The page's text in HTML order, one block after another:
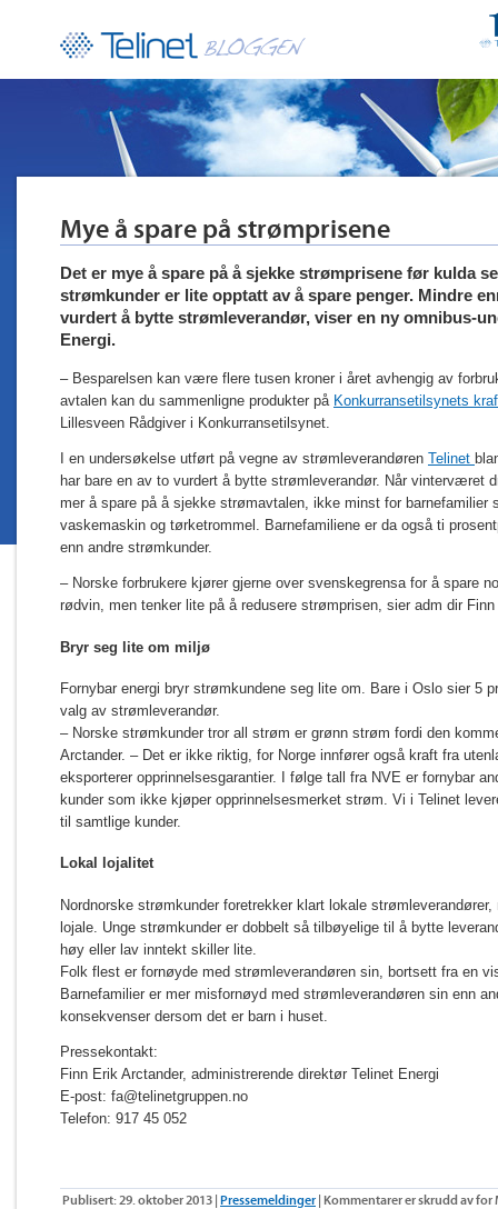
Mye å spare på strømprisene
Det er mye å spare på å sjekke strømprisene før kulda
strømkunder er lite opptatt av å spare penger. Mindre
vurdert å bytte strømleverandør, viser en ny omnibus-
Energi.
– Besparelsen kan være flere tusen kroner i året avhengig av
avtalen kan du sammenligne produkter på Konkurransetilsynets
Lillesveen Rådgiver i Konkurransetilsynet.
I en undersøkelse utført på vegne av strømleverandøren Telinet
har bare en av to vurdert å bytte strømleverandør. Når vinterværet
mer å spare på å sjekke strømavtalen, ikke minst for barnefamilier
vaskemaskin og tørketrommel. Barnefamiliene er da også ti
enn andre strømkunder.
– Norske forbrukere kjører gjerne over svenskegrensa for å spare
rødvin, men tenker lite på å redusere strømprisen, sier adm dir
Bryr seg lite om miljø
Fornybar energi bryr strømkundene seg lite om. Bare i Oslo sier 5
valg av strømleverandør.
– Norske strømkunder tror all strøm er grønn strøm fordi den
Arctander. – Det er ikke riktig, for Norge innfører også kraft fra
eksporterer opprinnelsesgarantier. I følge tall fra NVE er fornybar
kunder som ikke kjøper opprinnelsesmerket strøm. Vi i Telinet
til samtlige kunder.
Lokal lojalitet
Nordnorske strømkunder foretrekker klart lokale
lojale. Unge strømkunder er dobbelt så tilbøyelige til å bytte
høy eller lav inntekt skiller lite.
Folk flest er fornøyde med strømleverandøren sin, bortsett fra en
Barnefamilier er mer misfornøyd med strømleverandøren sin enn
konsekvenser dersom det er barn i huset.
Pressekontakt:
Finn Erik Arctander, administrerende direktør Telinet Energi
E-post: fa@telinetgruppen.no
Telefon: 917 45 052
Publisert: 29. oktober 2013 | Pressemeldinger | Kommentarer er skrudd avfor